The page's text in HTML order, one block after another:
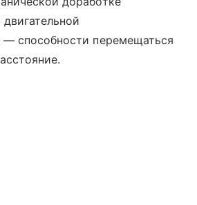
— способности перемещаться